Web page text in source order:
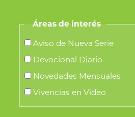
Áreas de interés
Aviso de Nueva Serie
Devocional Diario
Novedades Mensuales
Vivencias en Video